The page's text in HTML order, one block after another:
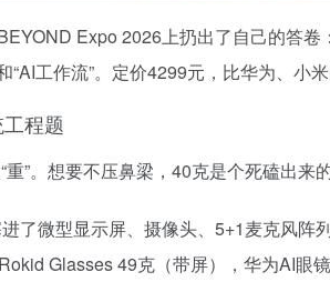
Expo 2026上扔出了自己的答卷：
“AI工作流”。定价4299元，比华为、小
程题
”。想要不压鼻梁，40克是个死磕出来的
了微型显示屏、摄像头、5+1麦克风阵
Glasses 49克（带屏），华为AI眼